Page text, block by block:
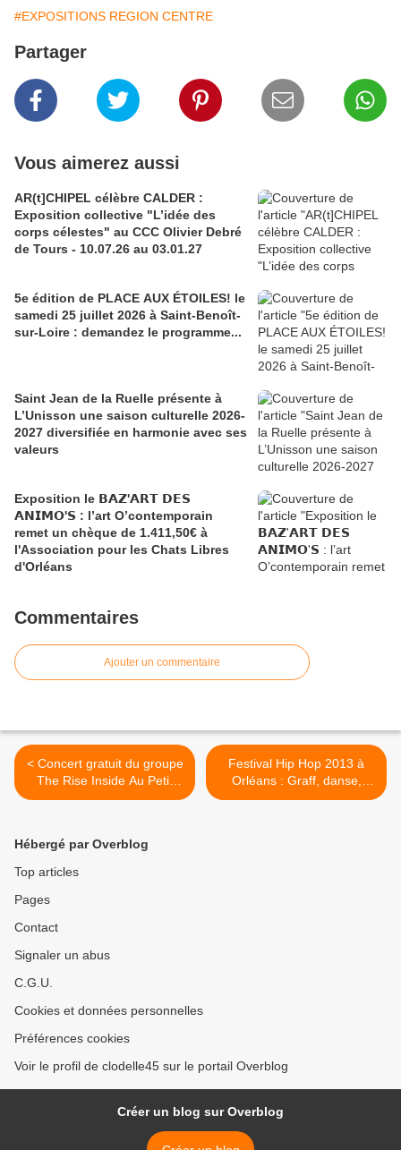
#EXPOSITIONS REGION CENTRE
Partager
Vous aimerez aussi
AR(t]CHIPEL célèbre CALDER :
Exposition collective "L’idée des
corps célestes" au CCC Olivier Debré
de Tours - 10.07.26 au 03.01.27
5e édition de PLACE AUX ÉTOILES! le
samedi 25 juillet 2026 à Saint-Benoît-
sur-Loire : demandez le programme...
Saint Jean de la Ruelle présente à
L’Unisson une saison culturelle 2026-
2027 diversifiée en harmonie avec ses
valeurs
Exposition le 𝗕𝗔𝗭'𝗔𝗥𝗧 𝗗𝗘𝗦
𝗔𝗡𝗜𝗠𝗢'𝗦 : l’art O’contemporain
remet un chèque de 1.411,50€ à
l'Association pour les Chats Libres
d'Orléans
Commentaires
Ajouter un commentaire
< Concert gratuit du groupe
The Rise Inside Au Petit
Barcelone à Orléans
Festival Hip Hop 2013 à
Orléans : Graff, danse,
concert, battle, live du 5 au
Hébergé par Overblog
Top articles
Pages
Contact
Signaler un abus
C.G.U.
Cookies et données personnelles
Préférences cookies
Voir le profil de clodelle45 sur le portail Overblog
Créer un blog sur Overblog